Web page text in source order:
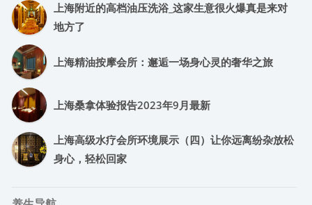
上海附近的高档油压洗浴_这家生意很火爆真是来对
地方了
上海精油按摩会所：邂逅一场身心灵的奢华之旅
上海桑拿体验报告2023年9月最新
上海高级水疗会所环境展示（四）让你远离纷杂放松
身心，轻松回家